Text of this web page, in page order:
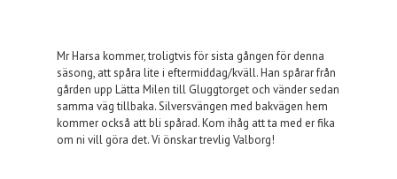
Mr Harsa kommer, troligtvis för sista gången för denna
säsong, att spåra lite i eftermiddag/kväll. Han spårar från
gården upp Lätta Milen till Gluggtorget och vänder sedan
samma väg tillbaka. Silversvängen med bakvägen hem
kommer också att bli spårad. Kom ihåg att ta med er fika
om ni vill göra det. Vi önskar trevlig Valborg!